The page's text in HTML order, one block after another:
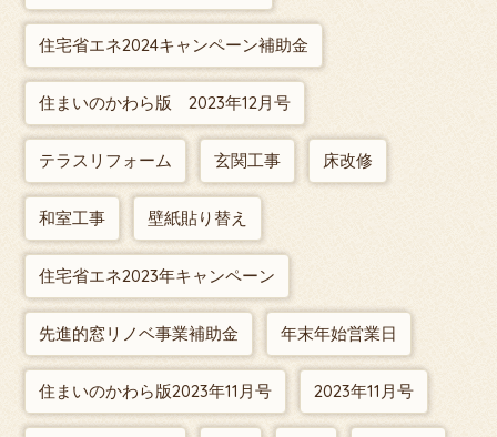
住宅省エネ2024キャンペーン補助金
住まいのかわら版 2023年12月号
テラスリフォーム 玄関工事 床改修
和室工事 壁紙貼り替え
住宅省エネ2023年キャンペーン
先進的窓リノベ事業補助金 年末年始営業日
住まいのかわら版2023年11月号 2023年11月号